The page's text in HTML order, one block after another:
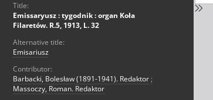
Title:
Emissaryusz : tygodnik : organ Koła
Filaretów. R.5, 1913, L. 32
Alternative title:
Emisariusz
Contributor:
Barbacki, Bolesław (1891-1941). Redaktor ;
Massoczy, Roman. Redaktor